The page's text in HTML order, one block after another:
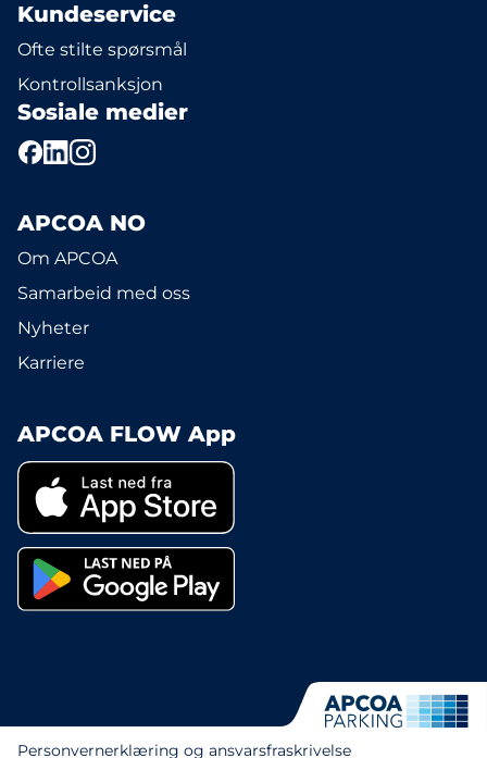
Kundeservice
Ofte stilte spørsmål
Kontrollsanksjon
Sosiale medier
APCOA NO
Om APCOA
Samarbeid med oss
Nyheter
Karriere
APCOA FLOW App
Personvernerklæring og ansvarsfraskrivelse